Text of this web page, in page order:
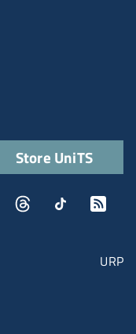
URP
Store UniTS
social